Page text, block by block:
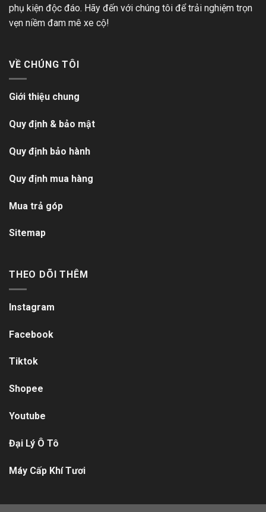
phụ kiện độc đáo. Hãy đến với chúng tôi để trải nghiệm trọn
vẹn niềm đam mê xe cộ!
VỀ CHÚNG TÔI
Giới thiệu chung
Quy định & bảo mật
Quy định bảo hành
Quy định mua hàng
Mua trả góp
Sitemap
THEO DÕI THÊM
Instagram
Facebook
Tiktok
Shopee
Youtube
Đại Lý Ô Tô
Máy Cấp Khí Tươi